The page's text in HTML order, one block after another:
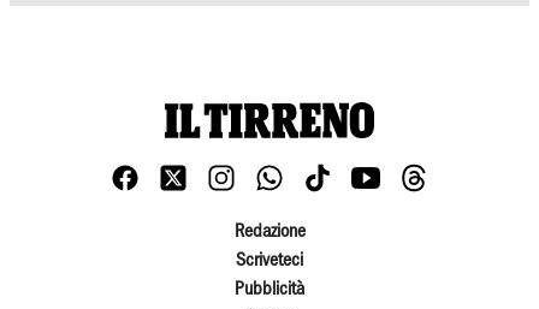
Redazione
Scriveteci
Pubblicità